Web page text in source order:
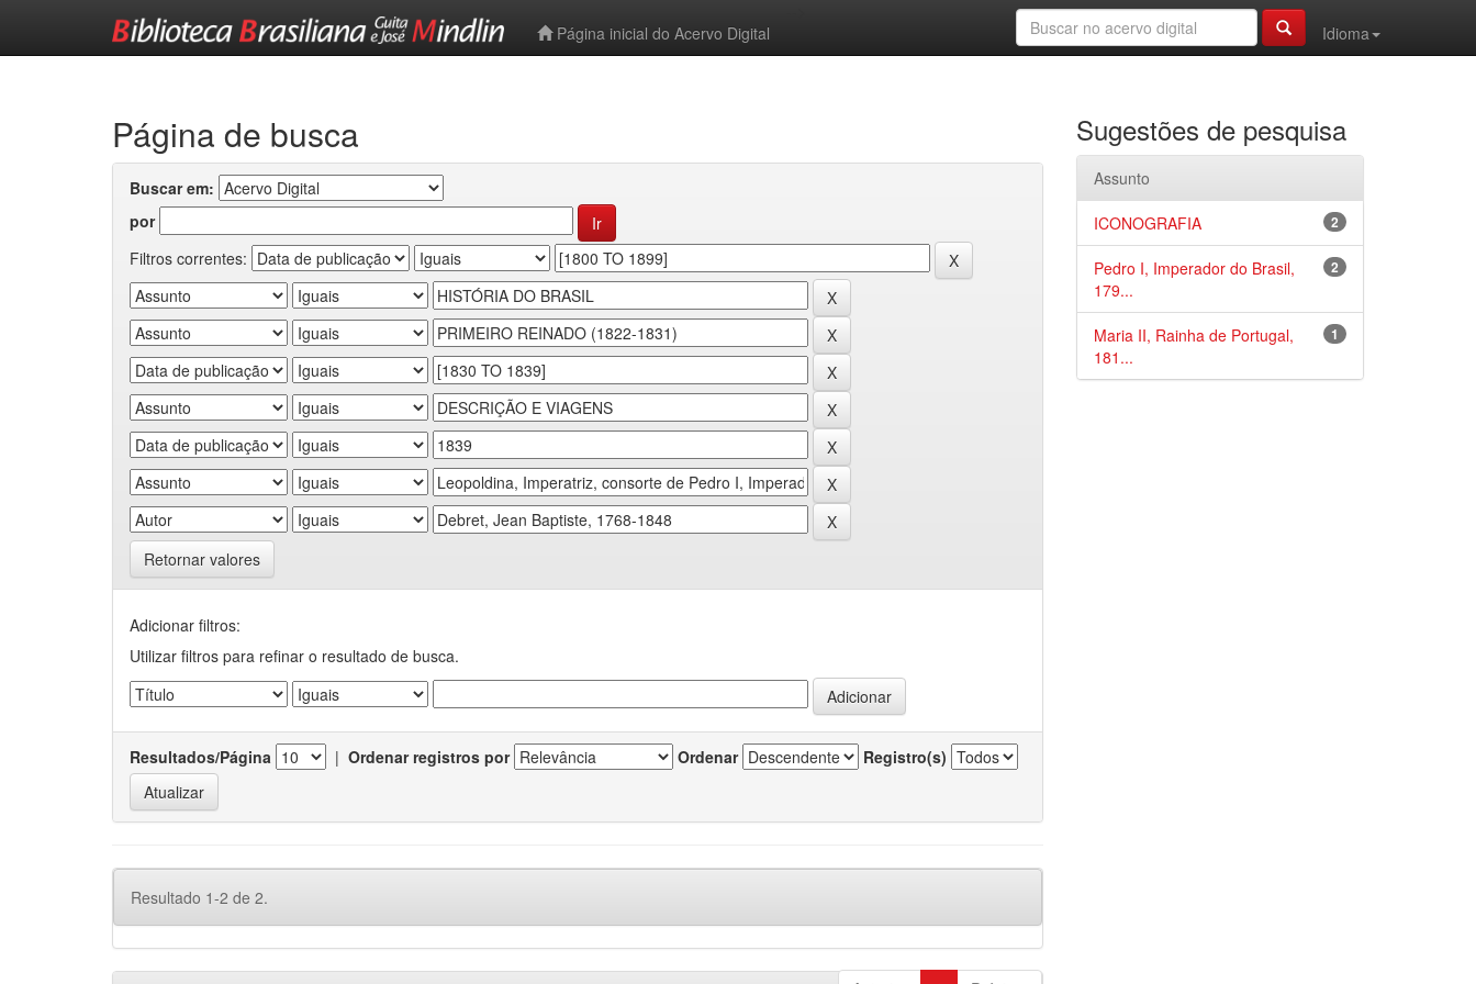
Página inicial do Acervo Digital
Idioma
Página de busca
Buscar em:
por
Filtros correntes:
Retornar valores
Adicionar filtros:
Utilizar filtros para refinar o resultado de busca.
Resultados/Página | Ordenar registros por Ordenar Registro(s)
Resultado 1-2 de 2.
Sugestões de pesquisa
Assunto
2
ICONOGRAFIA
2
Pedro I, Imperador do Brasil,
179...
1
Maria II, Rainha de Portugal,
181...